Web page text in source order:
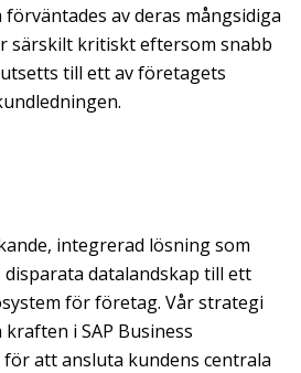
av deras mångsidiga
särskilt kritiskt eftersom snabb
till ett av företagets
integrerad lösning som
datalandskap till ett
för företag. Vår strategi
i SAP Business
att ansluta kundens centrala